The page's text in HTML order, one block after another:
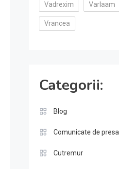
Vadrexim Varlaam
Vrancea
Categorii:
Blog
Comunicate de presa
Cutremur